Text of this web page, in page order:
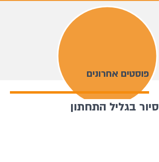
פוסטים אחרונים
סיור בגליל התחתון